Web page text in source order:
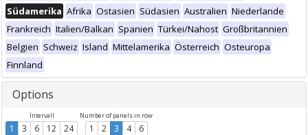
Südamerika Afrika Ostasien Südasien Australien Niederlande
Frankreich Italien/Balkan Spanien Türkei/Nahost Großbritannien
Belgien Schweiz Island Mittelamerika Österreich Osteuropa
Finnland
Options
Intervall
1 3 6 12 24
Number of panels in row
1 2 3 4 6